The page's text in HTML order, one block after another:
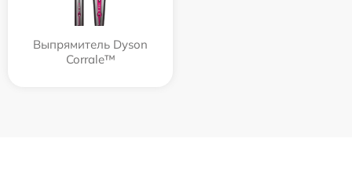
Выпрямитель Dyson
Corrale™